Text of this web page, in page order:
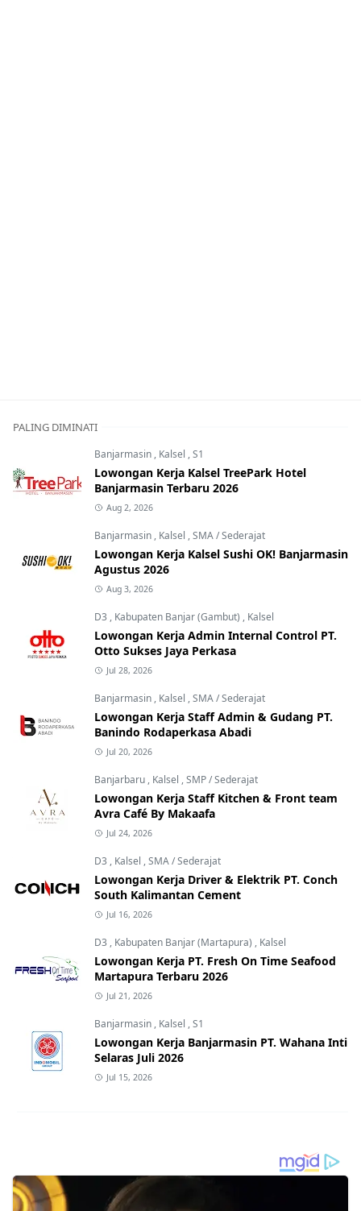
PALING DIMINATI
Banjarmasin , Kalsel ,S1
Lowongan Kerja Kalsel TreePark Hotel
Banjarmasin Terbaru 2026
Aug 2, 2026
Banjarmasin , Kalsel ,SMA / Sederajat
Lowongan Kerja Kalsel Sushi OK! Banjarmasin
Agustus 2026
Aug 3, 2026
D3 , Kabupaten Banjar (Gambut) , Kalsel
Lowongan Kerja Admin Internal Control PT.
Otto Sukses Jaya Perkasa
Jul 28, 2026
Banjarmasin , Kalsel ,SMA / Sederajat
Lowongan Kerja Staff Admin & Gudang PT.
Banindo Rodaperkasa Abadi
Jul 20, 2026
Banjarbaru , Kalsel ,SMP / Sederajat
Lowongan Kerja Staff Kitchen & Front team
Avra Café By Makaafa
Jul 24, 2026
D3 , Kalsel ,SMA / Sederajat
Lowongan Kerja Driver & Elektrik PT. Conch
South Kalimantan Cement
Jul 16, 2026
D3 , Kabupaten Banjar (Martapura) , Kalsel
Lowongan Kerja PT. Fresh On Time Seafood
Martapura Terbaru 2026
Jul 21, 2026
Banjarmasin , Kalsel ,S1
Lowongan Kerja Banjarmasin PT. Wahana Inti
Selaras Juli 2026
Jul 15, 2026